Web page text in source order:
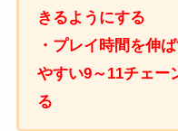
きるようにする
・プレイ時間を伸
やすい9～11チェー
る